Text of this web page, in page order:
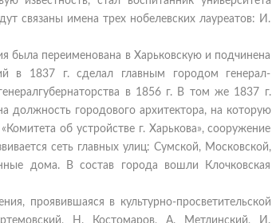
связаны имена трех нобелевских лауреатов: И.
была переименована в Харьковскую и подчинена
в 1837 г. сделал главным городом генерал-
в 1856 г. В том же 1837 г.
должность городового архитектора, на которую
об устройстве г. Харькова», сооружение
сеть главных улиц: Сумской, Московской,
дома. В состав города вошли Клочковская
проявившаяся в культурно-просветительской
Н. Костомаров, А. Метлинский, И.